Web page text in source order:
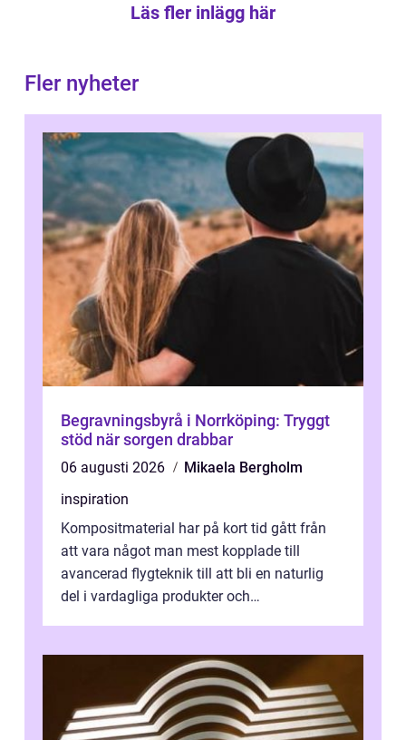
Läs fler inlägg här
Fler nyheter
Begravningsbyrå i Norrköping: Tryggt
stöd när sorgen drabbar
06 augusti 2026
Mikaela Bergholm
inspiration
Kompositmaterial har på kort tid gått från
att vara något man mest kopplade till
avancerad flygteknik till att bli en naturlig
del i vardagliga produkter och